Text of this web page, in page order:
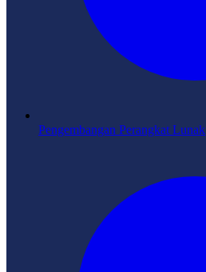
Pengembangan Perangkat Lunak